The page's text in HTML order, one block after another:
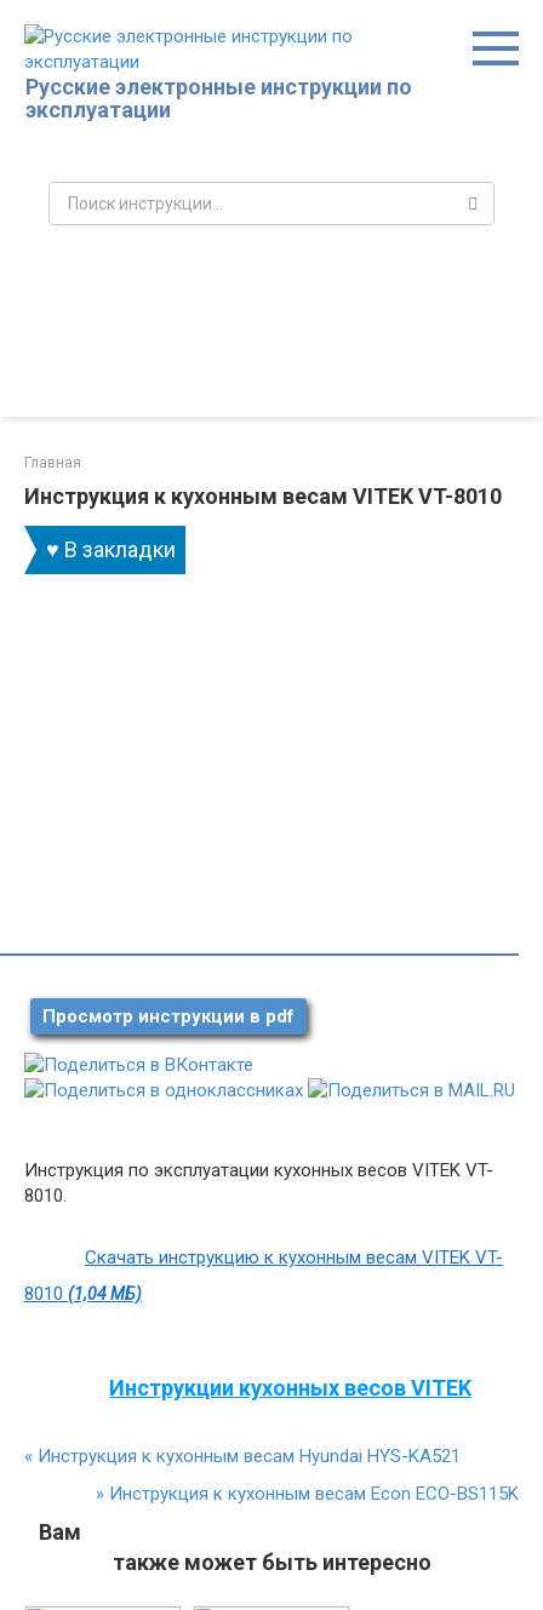
контенту
Русские электронные инструкции по
эксплуатации
Поиск:
Главная
Инструкция к кухонным весам VITEK VT-8010
♥ В закладки
Просмотр инструкции в pdf
Инструкция по эксплуатации кухонных весов VITEK VT-
8010.
Скачать инструкцию к кухонным весам VITEK VT-
8010 (1,04 МБ)
Инструкции кухонных весов VITEK
« Инструкция к кухонным весам Hyundai HYS-KA521
» Инструкция к кухонным весам Econ ECO-BS115K
Вам
также может быть интересно